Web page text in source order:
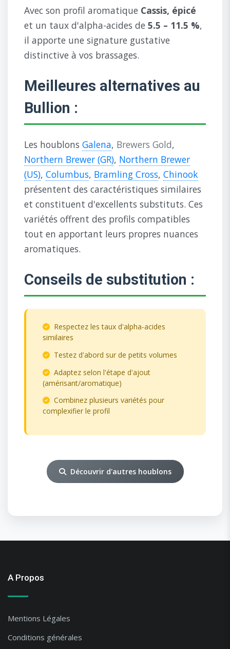
Avec son profil aromatique Cassis, épicé
et un taux d'alpha-acides de 5.5 – 11.5 %,
il apporte une signature gustative
distinctive à vos brassages.
Meilleures alternatives au
Bullion :
Les houblons Galena, Brewers Gold,
Northern Brewer (GR), Northern Brewer
(US), Columbus, Bramling Cross, Chinook
présentent des caractéristiques similaires
et constituent d'excellents substituts. Ces
variétés offrent des profils compatibles
tout en apportant leurs propres nuances
aromatiques.
Conseils de substitution :
Respectez les taux d'alpha-acides
similaires
Testez d'abord sur de petits volumes
Adaptez selon l'étape d'ajout
(amérisant/aromatique)
Combinez plusieurs variétés pour
complexifier le profil
Découvrir d'autres houblons
A Propos
Mentions Légales
Conditions générales